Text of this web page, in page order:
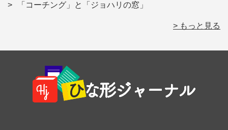
「コーチング」と「ジョハリの窓」
> もっと見る
Footer